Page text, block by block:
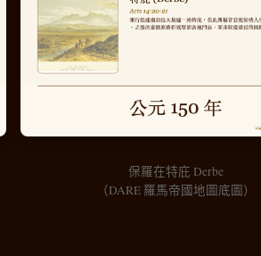
保羅在特庇 Derbe
（DARE 羅馬帝國地圖底圖）